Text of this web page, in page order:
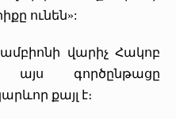
ունեն»:
վարիչ Հակոբ
այս գործընթացը
քայլ է։